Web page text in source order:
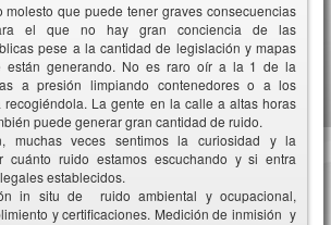
molesto que puede tener graves consecuencias
el que no hay gran conciencia de las
pese a la cantidad de legislación y mapas
están generando. No es raro oír a la 1 de la
a presión limpiando contenedores o a los
recogiéndola. La gente en la calle a altas horas
puede generar gran cantidad de ruido.
muchas veces sentimos la curiosidad y la
cuánto ruido estamos escuchando y si entra
establecidos.
in situ de ruido ambiental y ocupacional,
y certificaciones. Medición de inmisión y